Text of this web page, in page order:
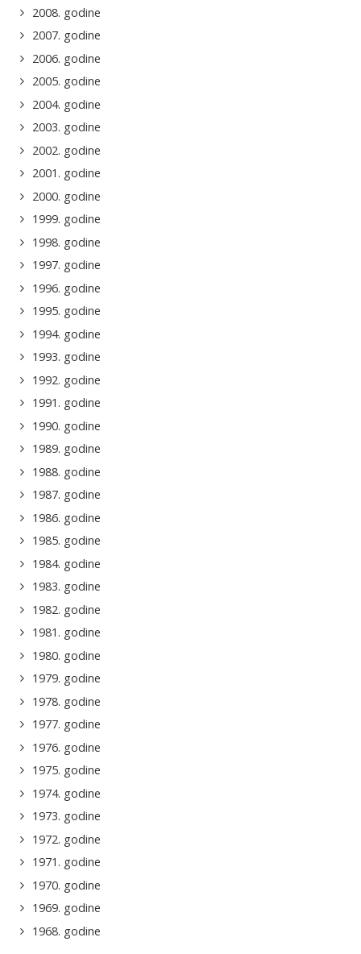
2008. godine
2007. godine
2006. godine
2005. godine
2004. godine
2003. godine
2002. godine
2001. godine
2000. godine
1999. godine
1998. godine
1997. godine
1996. godine
1995. godine
1994. godine
1993. godine
1992. godine
1991. godine
1990. godine
1989. godine
1988. godine
1987. godine
1986. godine
1985. godine
1984. godine
1983. godine
1982. godine
1981. godine
1980. godine
1979. godine
1978. godine
1977. godine
1976. godine
1975. godine
1974. godine
1973. godine
1972. godine
1971. godine
1970. godine
1969. godine
1968. godine